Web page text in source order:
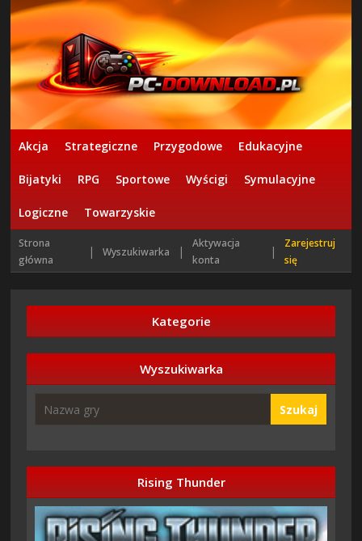
Akcja Strategiczne Przygodowe Edukacyjne
Bijatyki RPG Sportowe Wyścigi Symulacyjne
Logiczne Towarzyskie
Strona
główna
| Wyszukiwarka |
Aktywacja
konta
|
Zarejestruj
się
Kategorie
Wyszukiwarka
Szukaj
Rising Thunder